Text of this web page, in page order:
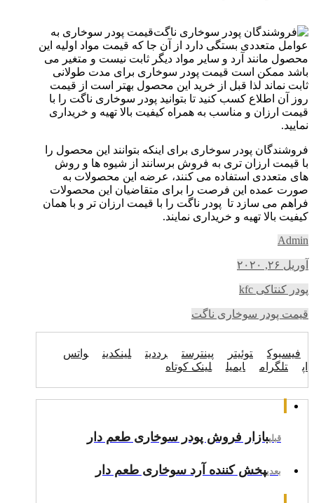
قیمت پودر سوخاری به
عوامل متعددی بستگی دارد از آن جا که قیمت مواد اولیه این
محصول مانند آرد و سایر مواد دیگر ثابت نیست و متغیر می
باشد ممکن است قیمت پودر سوخاری برای مدت طولانی
ثابت نماند لذا قبل از خرید این محصول بهتر است از قیمت
روز آن اطلاع کسب کنید تا بتوانید پودر سوخاری ناگت را با
قیمت ارزان و مناسب به همراه کیفیت بالا تهیه و خریداری
نمایید.
فروشندگان پودر سوخاری برای اینکه بتوانند این محصول را
با قیمت ارزان تری به فروش برسانند از شیوه ها و روش
های متعددی استفاده می کنند، عرضه این محصولات به
صورت عمده این فرصت را برای متقاضیان این محصولات
فراهم می سازد تا پودر ناگت را با قیمت ارزان تر و با همان
کیفیت بالا تهیه و خریداری نمایند.
Admin
آوریل ۲۶, ۲۰۲۰
پودر کنتاکی kfc
قیمت پودر سوخاری ناگت
فیسبوک توئیتر پینترست رددیت لینکدین
واتس
اپ
تلگرام ایمیل لینک کوتاه
قبلیبازار فروش پودر سوخاری طعم دار
بعدیپخش کننده آرد سوخاری طعم دار